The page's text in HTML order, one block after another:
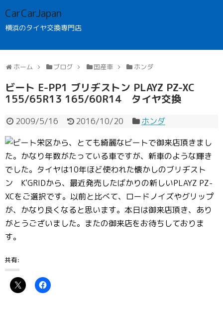
CarCarJapan
横浜のタイヤ交換専門店
ホーム ブログ 国産車 ホンダ
ビート E-PP1 ブリヂストン PLAYZ PZ-XC
155/65R13 165/60R14 タイヤ交換
2009/5/16 2016/10/20
ホンダ
栄区から、とても綺麗なビートで御来店頂きまし
た。かなり年数がたっている車ですが、新車のような輝き
でした。タイヤは10年ほど使われた懐かしのブリヂスト
ン K'GRIDから、最近発売したばかりの新しいPLAYZ PZ-
XCをご選択です。以前と比べて、ロードノイズやグリップ
が、かなり良くなると思います。本日は御来店頂き、あり
がとうございました。またの御来店をお待ちしておりま
す。
共有: